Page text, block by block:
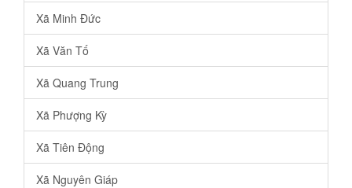
Xã Minh Đức
Xã Văn Tố
Xã Quang Trung
Xã Phượng Kỳ
Xã Tiên Động
Xã Nguyên Giáp